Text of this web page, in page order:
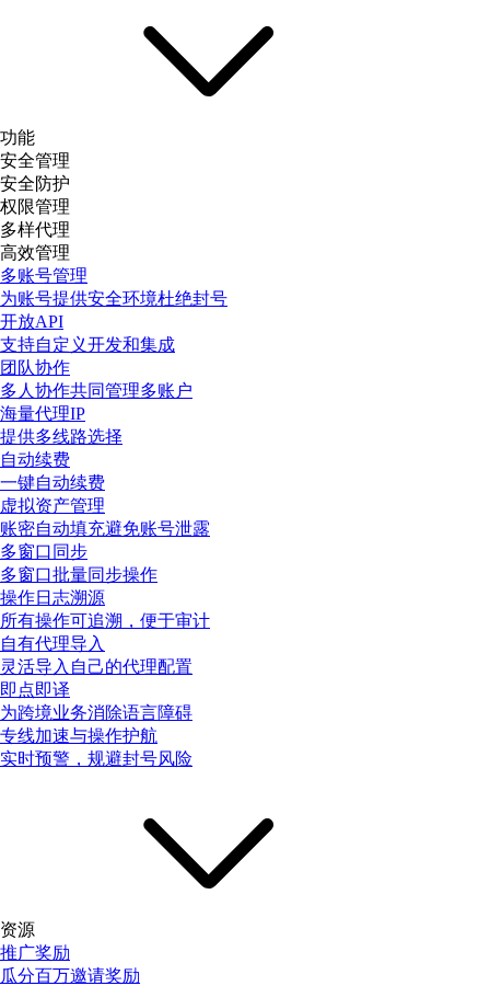
功能
安全管理
安全防护
权限管理
多样代理
高效管理
多账号管理
为账号提供安全环境杜绝封号
开放API
支持自定义开发和集成
团队协作
多人协作共同管理多账户
海量代理IP
提供多线路选择
自动续费
一键自动续费
虚拟资产管理
账密自动填充避免账号泄露
多窗口同步
多窗口批量同步操作
操作日志溯源
所有操作可追溯，便于审计
自有代理导入
灵活导入自己的代理配置
即点即译
为跨境业务消除语言障碍
专线加速与操作护航
实时预警，规避封号风险
资源
推广奖励
瓜分百万邀请奖励